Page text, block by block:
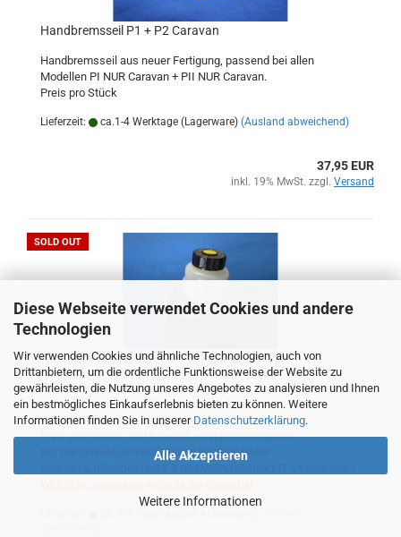
Diese Webseite verwendet Cookies und andere
Technologien
Wir verwenden Cookies und ähnliche Technologien, auch von
Drittanbietern, um die ordentliche Funktionsweise der Website zu
gewährleisten, die Nutzung unseres Angebotes zu analysieren und Ihnen
ein bestmögliches Einkaufserlebnis bieten zu können. Weitere
Informationen finden Sie in unserer Datenschutzerklärung.
Alle Akzeptieren
Weitere Informationen
Handbremsseil P1 + P2 Caravan
Handbremsseil aus neuer Fertigung, passend bei allen
Modellen PI NUR Caravan + PII NUR Caravan.
Preis pro Stück
Lieferzeit: ca.1-4 Werktage (Lagerware) (Ausland abweichend)
37,95 EUR
inkl. 19% MwSt. zzgl. Versand
SOLD OUT
Hauptbremszylinder Rekord/Kapitän 1957-64
Hauptbremszylinder aus neuer Fertigung, passend bei allen P1
+ P2, Kapitaen P2,5 + PL2,6 sowie Rekord A mit
Einkreisbremse.
Preis pro Stueck, inkl Bremsfluessigkeitsbehaelter.
BEI DIESEN HAUPTBREMSZYLINDERN DARF